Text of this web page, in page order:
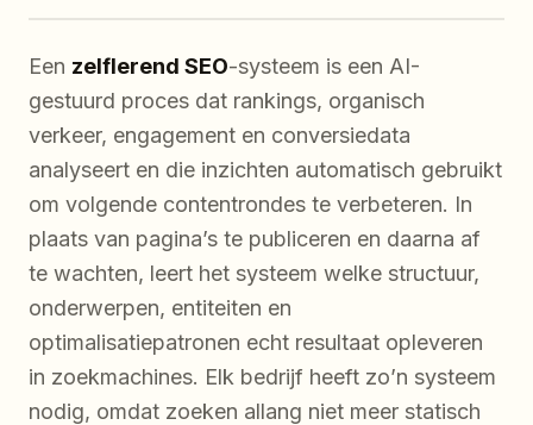
Een zelflerend SEO-systeem is een AI-
gestuurd proces dat rankings, organisch
verkeer, engagement en conversiedata
analyseert en die inzichten automatisch gebruikt
om volgende contentrondes te verbeteren. In
plaats van pagina’s te publiceren en daarna af
te wachten, leert het systeem welke structuur,
onderwerpen, entiteiten en
optimalisatiepatronen echt resultaat opleveren
in zoekmachines. Elk bedrijf heeft zo’n systeem
nodig, omdat zoeken allang niet meer statisch